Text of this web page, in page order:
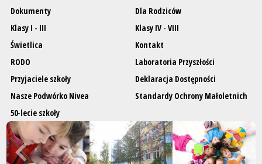
Dokumenty
Dla Rodziców
Klasy I - III
Klasy IV - VIII
Świetlica
Kontakt
RODO
Laboratoria Przyszłości
Przyjaciele szkoły
Deklaracja Dostępności
Nasze Podwórko Nivea
Standardy Ochrony Małoletnich
50-lecie szkoły
Previous Next